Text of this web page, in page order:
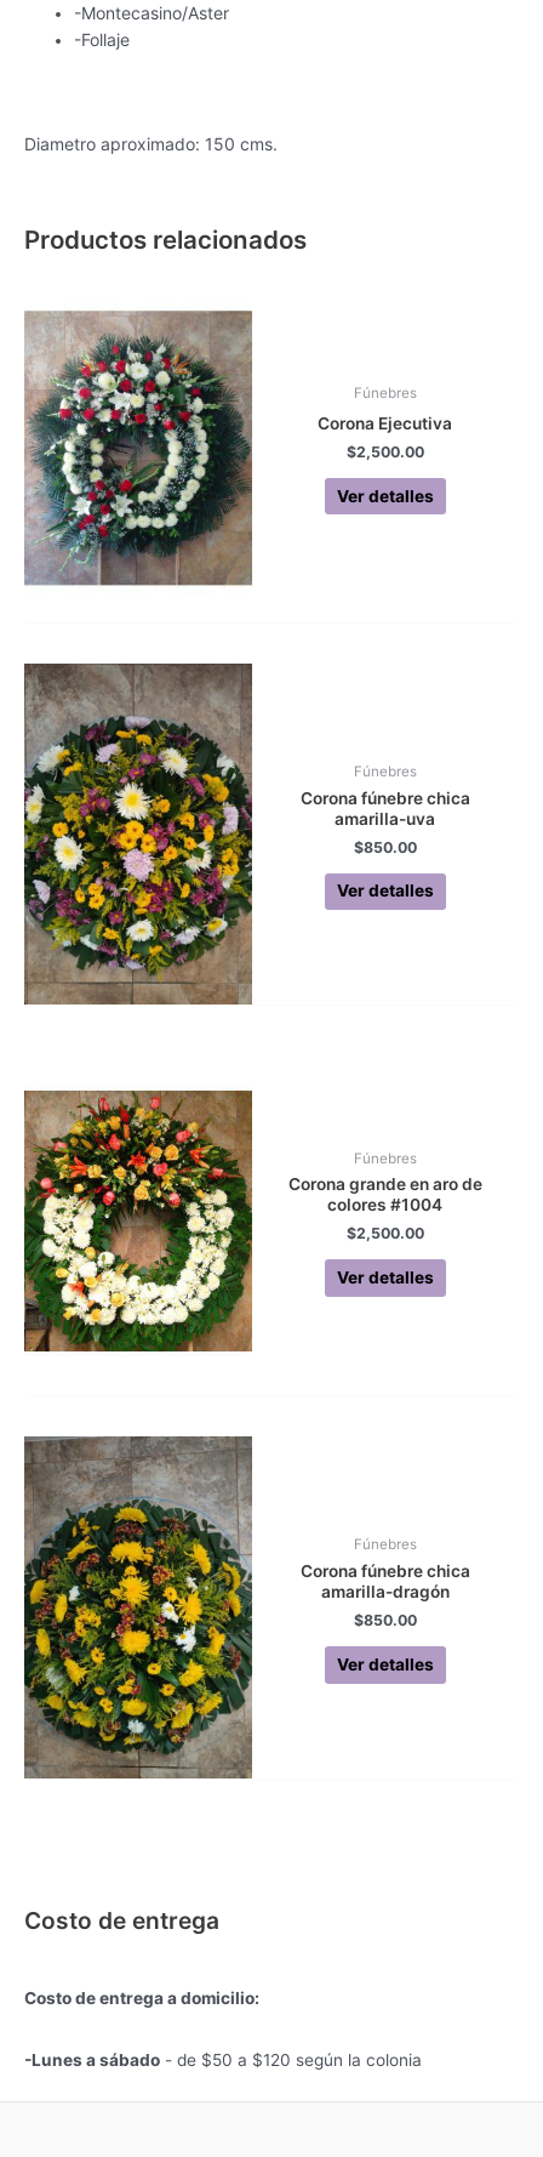
-Montecasino/Aster
-Follaje
Diametro aproximado: 150 cms.
Productos relacionados
Fúnebres
Corona Ejecutiva
$2,500.00
Ver detalles
Fúnebres
Corona fúnebre chica
amarilla-uva
$850.00
Ver detalles
Fúnebres
Corona grande en aro de
colores #1004
$2,500.00
Ver detalles
Fúnebres
Corona fúnebre chica
amarilla-dragón
$850.00
Ver detalles
Costo de entrega
Costo de entrega a domicilio:
-Lunes a sábado - de $50 a $120 según la colonia